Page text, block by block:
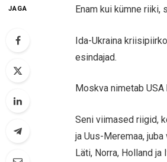
JAGA Enam kui kümne
Ida-Ukraina
esindajad.
Moskva nimetab
Seni viimased riigid,
ja Uus-Meremaa,
Läti, Norra, Holland ja